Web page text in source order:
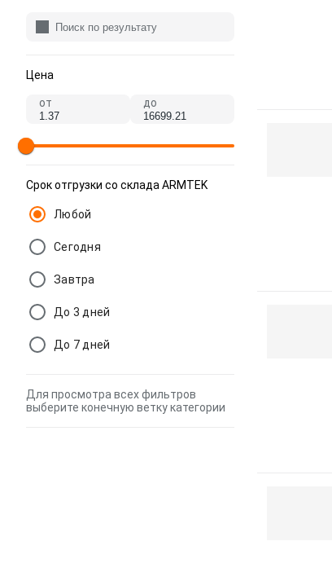
Цена
от до
Срок отгрузки со склада ARMTEK
Любой
Сегодня
Завтра
До 3 дней
До 7 дней
Для просмотра всех фильтров
выберите конечную ветку категории